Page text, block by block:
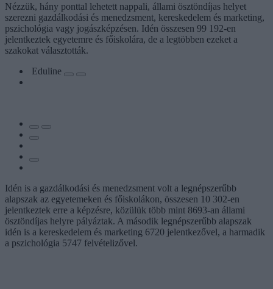
Nézzük, hány ponttal lehetett nappali, állami ösztöndíjas helyet
szerezni gazdálkodási és menedzsment, kereskedelem és marketing,
pszichológia vagy jogászképzésen. Idén összesen 99 192-en
jelentkeztek egyetemre és főiskolára, de a legtöbben ezeket a
szakokat választották.
Eduline
Idén is a gazdálkodási és menedzsment volt a legnépszerűbb
alapszak az egyetemeken és főiskolákon, összesen 10 302-en
jelentkeztek erre a képzésre, közülük több mint 8693-an állami
ösztöndíjas helyre pályáztak. A második legnépszerűbb alapszak
idén is a kereskedelem és marketing 6720 jelentkezővel, a harmadik
a pszichológia 5747 felvételizővel.